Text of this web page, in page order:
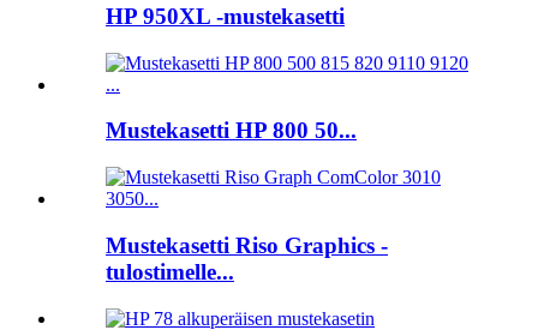
HP 950XL -mustekasetti
Mustekasetti HP 800 50...
Mustekasetti Riso Graphics -
tulostimelle...